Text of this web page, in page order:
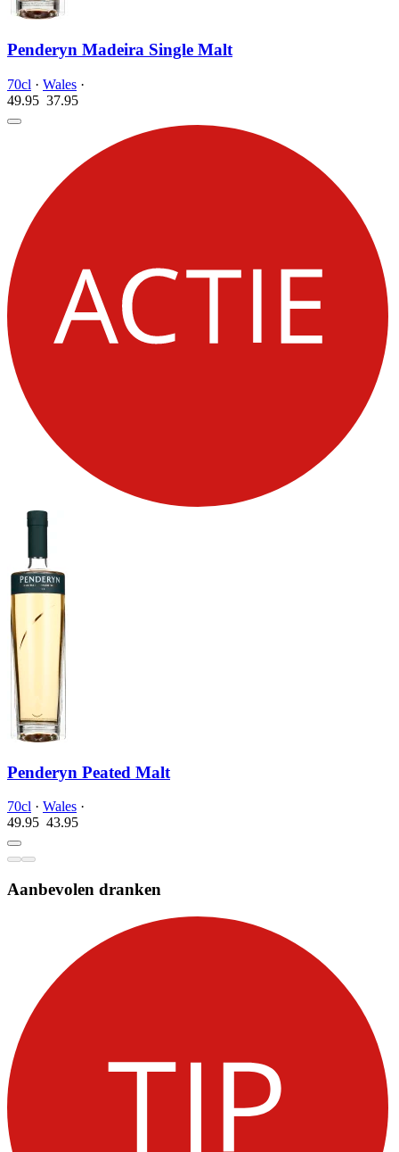
Penderyn Madeira Single Malt
70cl · Wales ·
49.95 37.95
Penderyn Peated Malt
70cl · Wales ·
49.95 43.95
Aanbevolen dranken